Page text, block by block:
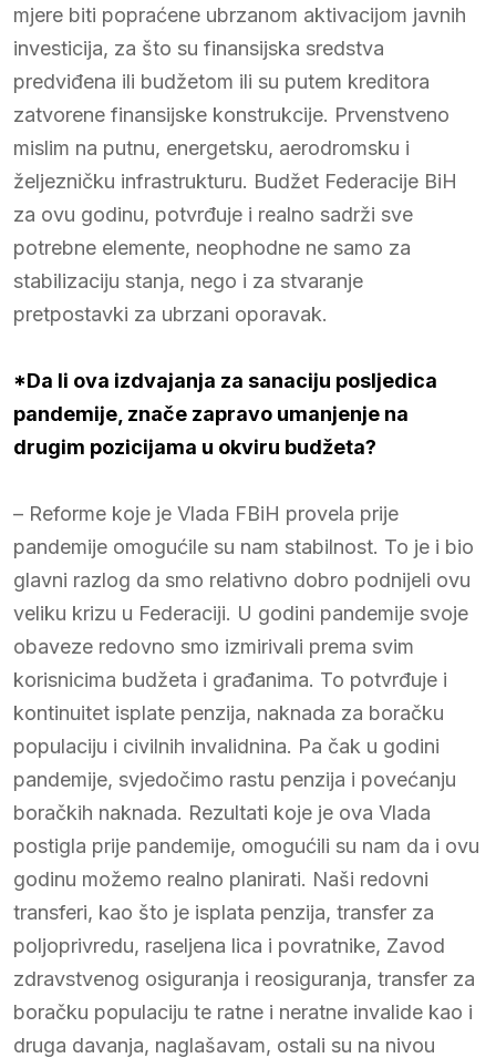
mjere biti popraćene ubrzanom aktivacijom javnih
investicija, za što su finansijska sredstva
predviđena ili budžetom ili su putem kreditora
zatvorene finansijske konstrukcije. Prvenstveno
mislim na putnu, energetsku, aerodromsku i
željezničku infrastrukturu. Budžet Federacije BiH
za ovu godinu, potvrđuje i realno sadrži sve
potrebne elemente, neophodne ne samo za
stabilizaciju stanja, nego i za stvaranje
pretpostavki za ubrzani oporavak.
*Da li ova izdvajanja za sanaciju posljedica
pandemije, znače zapravo umanjenje na
drugim pozicijama u okviru budžeta?
– Reforme koje je Vlada FBiH provela prije
pandemije omogućile su nam stabilnost. To je i bio
glavni razlog da smo relativno dobro podnijeli ovu
veliku krizu u Federaciji. U godini pandemije svoje
obaveze redovno smo izmirivali prema svim
korisnicima budžeta i građanima. To potvrđuje i
kontinuitet isplate penzija, naknada za boračku
populaciju i civilnih invalidnina. Pa čak u godini
pandemije, svjedočimo rastu penzija i povećanju
boračkih naknada. Rezultati koje je ova Vlada
postigla prije pandemije, omogućili su nam da i ovu
godinu možemo realno planirati. Naši redovni
transferi, kao što je isplata penzija, transfer za
poljoprivredu, raseljena lica i povratnike, Zavod
zdravstvenog osiguranja i reosiguranja, transfer za
boračku populaciju te ratne i neratne invalide kao i
druga davanja, naglašavam, ostali su na nivou